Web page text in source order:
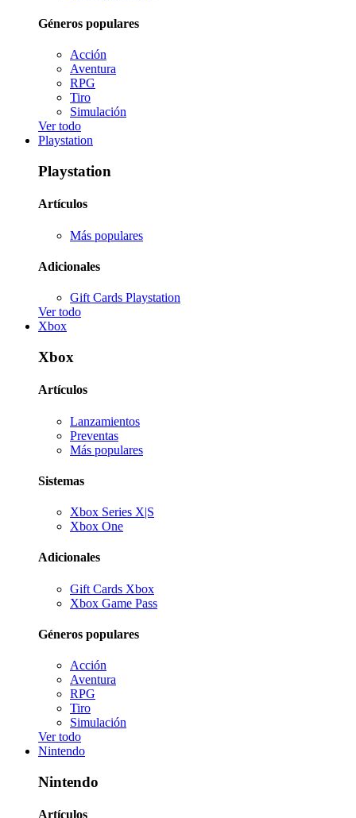
Géneros populares
Acción
Aventura
RPG
Tiro
Simulación
Ver todo
Playstation
Playstation
Artículos
Más populares
Adicionales
Gift Cards Playstation
Ver todo
Xbox
Xbox
Artículos
Lanzamientos
Preventas
Más populares
Sistemas
Xbox Series X|S
Xbox One
Adicionales
Gift Cards Xbox
Xbox Game Pass
Géneros populares
Acción
Aventura
RPG
Tiro
Simulación
Ver todo
Nintendo
Nintendo
Artículos